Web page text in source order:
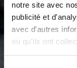
notre site avec
publicité et
avec d'autres
ou qu'ils ont
Waar?